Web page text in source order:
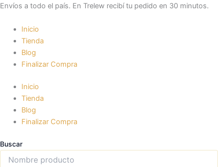
Ir
contenido
Envíos a todo el país. En Trelew recibí tu pedido en 30 minutos.
Inicio
Tienda
Blog
Finalizar Compra
Inicio
Tienda
Blog
Finalizar Compra
Buscar
OZeta
cantidad